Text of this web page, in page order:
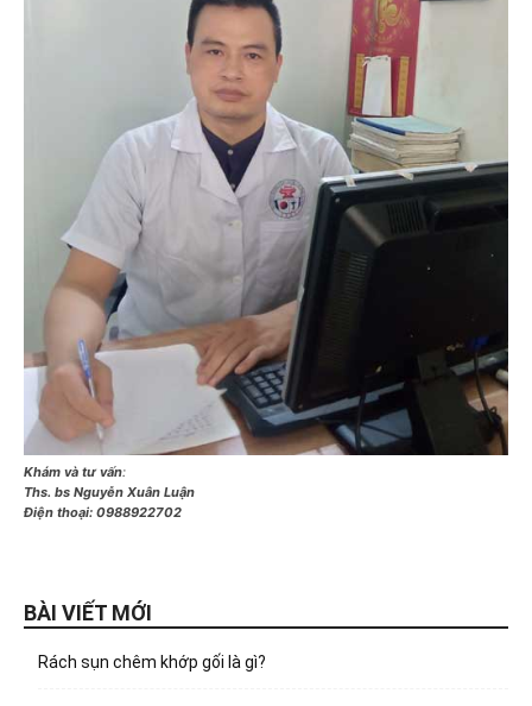
Khám và tư vấn:
Ths. bs Nguyễn Xuân Luận
Điện thoại: 0988922702
BÀI VIẾT MỚI
Rách sụn chêm khớp gối là gì?